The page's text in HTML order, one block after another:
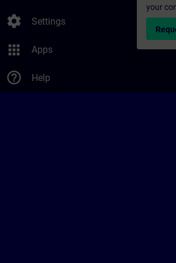
settings Settings
apps Apps
help_outline Help
your